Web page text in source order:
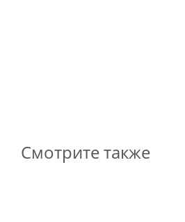
Смотрите также